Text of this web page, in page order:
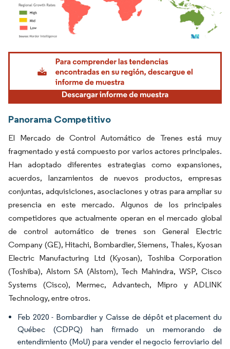
Imagen © Mordor Intelligence. El uso requiere atribución según CC BY 4.0.
Panorama Competitivo
El Mercado de Control Automático de Trenes está muy
fragmentado y está compuesto por varios actores principales.
Han adoptado diferentes estrategias como expansiones,
acuerdos, lanzamientos de nuevos productos, empresas
conjuntas, adquisiciones, asociaciones y otras para ampliar su
presencia en este mercado. Algunos de los principales
competidores que actualmente operan en el mercado global
de control automático de trenes son General Electric
Company (GE), Hitachi, Bombardier, Siemens, Thales, Kyosan
Electric Manufacturing Ltd (Kyosan), Toshiba Corporation
(Toshiba), Alstom SA (Alstom), Tech Mahindra, WSP, Cisco
Systems (Cisco), Mermec, Advantech, Mipro y ADLINK
Technology, entre otros.
Feb 2020 - Bombardier y Caisse de dépôt et placement du
Québec (CDPQ) han firmado un memorando de
entendimiento (MoU) para vender el negocio ferroviario del